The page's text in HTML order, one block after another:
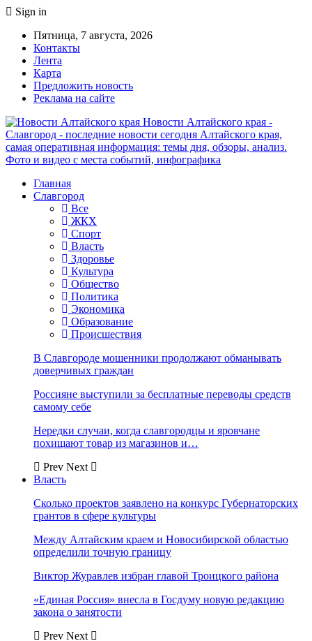
Sign in
Пятница, 7 августа, 2026
Контакты
Лента
Карта
Предложить новость
Реклама на сайте
Новости Алтайского края -
Славгород - последние новости сегодня Алтайского края,
самая оперативная информация: темы дня, обзоры, анализ.
Фото и видео с места событий, инфографика
Главная
Славгород
Все
ЖКХ
Спорт
Власть
Здоровье
Культура
Общество
Политика
Экономика
Образование
Происшествия
В Славгороде мошенники продолжают обманывать
доверчивых граждан
Россияне выступили за бесплатные переводы средств
самому себе
Нередки случаи, когда славгородцы и яровчане
похищают товар из магазинов и…
Prev Next
Власть
Сколько проектов заявлено на конкурс Губернаторских
грантов в сфере культуры
Между Алтайским краем и Новосибирской областью
определили точную границу
Виктор Журавлев избран главой Троицкого района
«Единая Россия» внесла в Госдуму новую редакцию
закона о занятости
Prev Next